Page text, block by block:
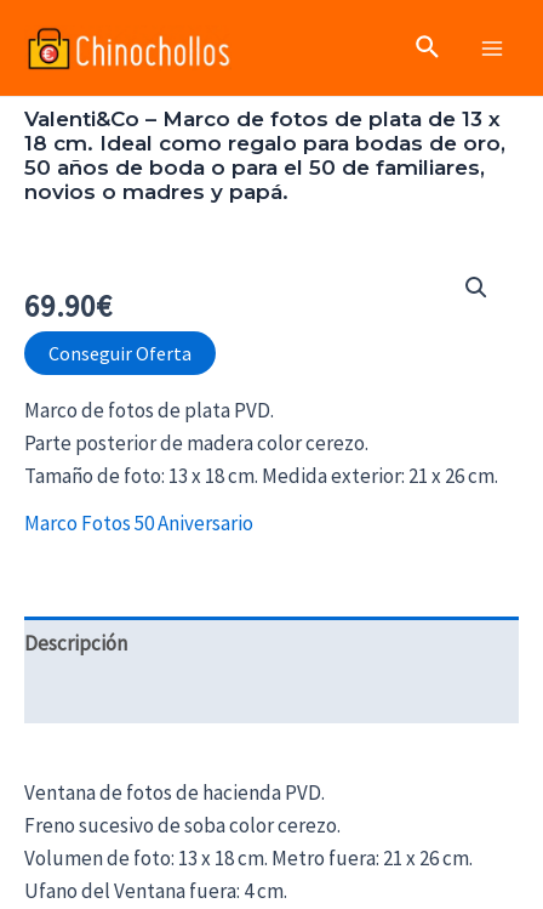
Buscar
Valenti&Co – Marco de fotos de plata de 13 x
18 cm. Ideal como regalo para bodas de oro,
50 años de boda o para el 50 de familiares,
novios o madres y papá.
69.90€
Conseguir Oferta
Marco de fotos de plata PVD.
Parte posterior de madera color cerezo.
Tamaño de foto: 13 x 18 cm. Medida exterior: 21 x 26 cm.
Marco Fotos 50 Aniversario
Descripción
Ventana de fotos de hacienda PVD.
Freno sucesivo de soba color cerezo.
Volumen de foto: 13 x 18 cm. Metro fuera: 21 x 26 cm.
Ufano del Ventana fuera: 4 cm.